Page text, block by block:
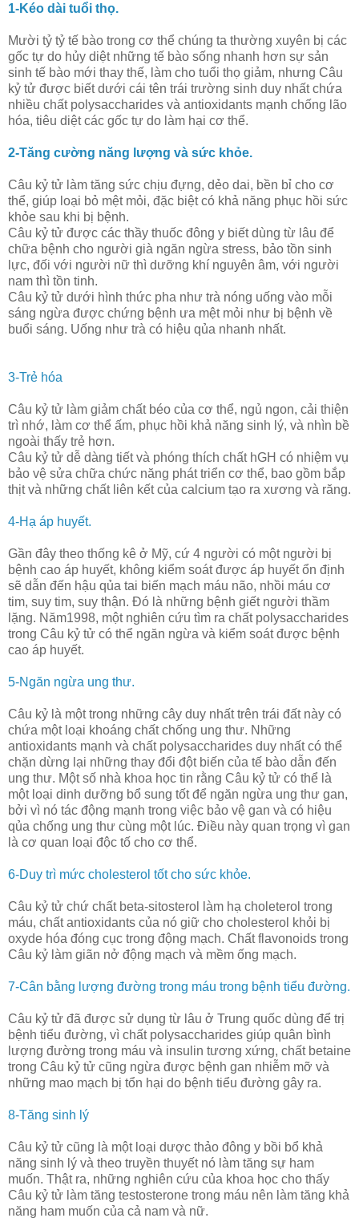
1-Kéo dài tuổi thọ.
Mười tỷ tỷ tế bào trong cơ thể chúng ta thường xuyên bị các
gốc tự do hủy diệt những tế bào sống nhanh hơn sự sản
sinh tế bào mới thay thế, làm cho tuổi thọ giảm, nhưng Câu
kỷ tử được biết dưới cái tên trái trường sinh duy nhất chứa
nhiều chất polysaccharides và antioxidants mạnh chống lão
hóa, tiêu diệt các gốc tự do làm hại cơ thể.
2-Tăng cường năng lượng và sức khỏe.
Câu kỷ tử làm tăng sức chịu đựng, dẻo dai, bền bỉ cho cơ
thể, giúp loại bỏ mệt mỏi, đặc biệt có khả năng phục hồi sức
khỏe sau khi bị bệnh.
Câu kỷ tử được các thầy thuốc đông y biết dùng từ lâu để
chữa bệnh cho người già ngăn ngừa stress, bảo tồn sinh
lực, đối với người nữ thì dưỡng khí nguyên âm, với người
nam thì tồn tinh.
Câu kỷ tử dưới hình thức pha như trà nóng uống vào mỗi
sáng ngừa được chứng bệnh ưa mệt mỏi như bị bệnh về
buổi sáng. Uống như trà có hiệu qủa nhanh nhất.
3-Trẻ hóa
Câu kỷ tử làm giảm chất béo của cơ thể, ngủ ngon, cải thiện
trì nhớ, làm cơ thể ấm, phục hồi khả năng sinh lý, và nhìn bề
ngoài thấy trẻ hơn.
Câu kỷ tử dễ dàng tiết và phóng thích chất hGH có nhiệm vụ
bảo vệ sửa chữa chức năng phát triển cơ thể, bao gồm bắp
thịt và những chất liên kết của calcium tạo ra xương và răng.
4-Hạ áp huyết.
Gần đây theo thống kê ở Mỹ, cứ 4 người có một người bị
bệnh cao áp huyết, không kiểm soát được áp huyết ổn định
sẽ dẫn đến hậu qủa tai biến mạch máu não, nhồi máu cơ
tim, suy tim, suy thận. Đó là những bệnh giết người thầm
lặng. Năm1998, một nghiên cứu tìm ra chất polysaccharides
trong Câu kỷ tử có thể ngăn ngừa và kiểm soát được bệnh
cao áp huyết.
5-Ngăn ngừa ung thư.
Câu kỷ là một trong những cây duy nhất trên trái đất này có
chứa một loại khoáng chất chống ung thư. Những
antioxidants mạnh và chất polysaccharides duy nhất có thể
chặn dừng lại những thay đổi đột biến của tế bào dẫn đến
ung thư. Một số nhà khoa học tin rằng Câu kỷ tử có thể là
một loại dinh dưỡng bổ sung tốt để ngăn ngừa ung thư gan,
bởi vì nó tác động mạnh trong việc bảo vệ gan và có hiệu
qủa chống ung thư cùng một lúc. Điều này quan trọng vì gan
là cơ quan loại độc tố cho cơ thể.
6-Duy trì mức cholesterol tốt cho sức khỏe.
Câu kỷ tử chứ chất beta-sitosterol làm hạ choleterol trong
máu, chất antioxidants của nó giữ cho cholesterol khỏi bị
oxyde hóa đóng cục trong động mạch. Chất flavonoids trong
Câu kỷ làm giãn nở động mạch và mềm ống mạch.
7-Cân bằng lượng đường trong máu trong bệnh tiểu đường.
Câu kỷ tử đã được sử dụng từ lâu ở Trung quốc dùng để trị
bệnh tiểu đường, vì chất polysaccharides giúp quân bình
lượng đường trong máu và insulin tương xứng, chất betaine
trong Câu kỷ tử cũng ngừa được bệnh gan nhiễm mỡ và
những mao mạch bị tổn hại do bệnh tiểu đường gây ra.
8-Tăng sinh lý
Câu kỷ tử cũng là một loại dược thảo đông y bồi bổ khả
năng sinh lý và theo truyền thuyết nó làm tăng sự ham
muốn. Thật ra, những nghiên cứu của khoa học cho thấy
Câu kỷ tử làm tăng testosterone trong máu nên làm tăng khả
năng ham muốn của cả nam và nữ.